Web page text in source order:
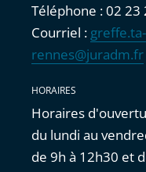
Téléphone : 02 23
Courriel : greffe.ta-
rennes@juradm.fr
HORAIRES
Horaires
du lundi au
de 9h à 12h30 et